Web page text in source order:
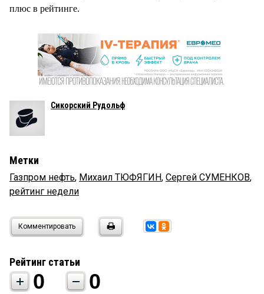
плюс в рейтинге.
Сикорский Рудольф
Метки
Газпром нефть, Михаил ТЮФЯГИН, Сергей СУМЕНКОВ,
рейтинг недели
Комментировать
Рейтинг статьи
0 0